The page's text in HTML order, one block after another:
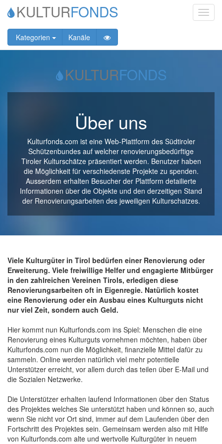
KULTURFONDS
Kategorien
Kanäle
KULTURFONDS
Über uns
Kulturfonds.com ist eine Web-Plattform des Südtiroler
Schützenbundes auf welcher renovierungsbedürftige
Tiroler Kulturschätze präsentiert werden. Benutzer haben
die Möglichkeit für verschiedenste Projekte zu spenden.
Ausserdem erhalten Besucher der Plattform detailierte
Informationen über die Objekte und den derzeitigen Stand
der Renovierungsarbeiten des jeweiligen Kulturschatzes.
Viele Kulturgüter in Tirol bedürfen einer Renovierung oder
Erweiterung. Viele freiwillige Helfer und engagierte Mitbürger
in den zahlreichen Vereinen Tirols, erledigen diese
Renovierungsarbeiten oft in Eigenregie. Natürlich kostet
eine Renovierung oder ein Ausbau eines Kulturguts nicht
nur viel Zeit, sondern auch Geld.
Hier kommt nun Kulturfonds.com ins Spiel: Menschen die eine
Renovierung eines Kulturguts vornehmen möchten, haben über
Kulturfonds.com nun die Möglichkeit, finanzielle Mittel dafür zu
sammeln. Online werden natürlich viel mehr potentielle
Unterstützer erreicht, vor allem durch das teilen über E-Mail und
die Sozialen Netzwerke.
Die Unterstützer erhalten laufend Informationen über den Status
des Projektes welches Sie unterstützt haben und können so, auch
wenn Sie nicht vor Ort sind, immer auf dem Laufenden über den
Fortschritt des Projektes sein. Gemeinsam werden also mit Hilfe
von Kulturfonds.com alte und wertvolle Kulturgüter in neuem